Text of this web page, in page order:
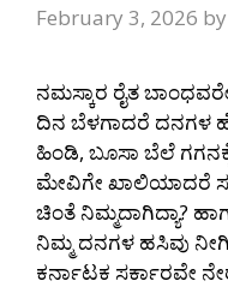
February 3, 2026 by
ನಮಸ್ಕಾರ ರೈತ
ದಿನ ಬೆಳಗಾದರೆ ದನಗಳ
ಹಿಂಡಿ, ಬೂಸಾ ಬೆಲೆ
ಮೇವಿಗೇ ಖಾಲಿಯಾದರೆ
ಚಿಂತೆ ನಿಮ್ಮದಾಗಿದ್ಯಾ?
ನಿಮ್ಮ ದನಗಳ ಹಸಿವು
ಕರ್ನಾಟಕ ಸರ್ಕಾರವೇ